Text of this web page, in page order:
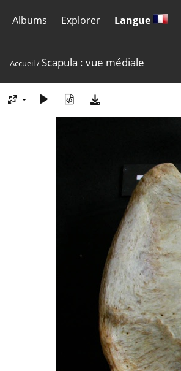
Albums Explorer Langue
Accueil/ Scapula : vue médiale